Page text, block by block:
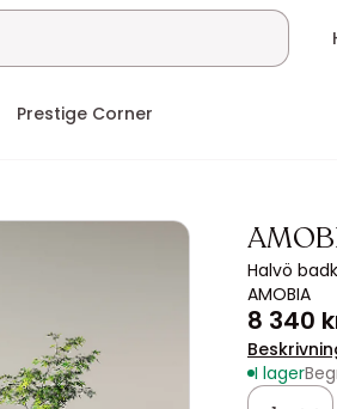
Prestige Corner
Halvö
AMOBIA
8 340
I lager
Kvantitet